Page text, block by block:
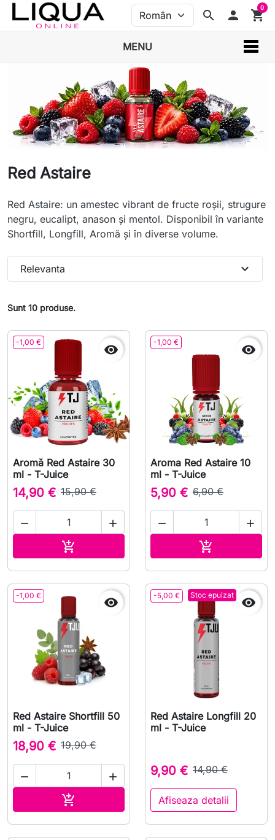
search person shopping_cart
0
MENU
Red Astaire
Red Astaire: un amestec vibrant de fructe roșii, strugure
negru, eucalipt, anason și mentol. Disponibil în variante
Shortfill, Longfill, Aromă și în diverse volume.
Sunt 10 produse.
Relevanta expand_more
-1,00 € 
Aromă Red Astaire 30
ml - T-Juice
14,90 € 15,90 €
 

-1,00 € 
Aroma Red Astaire 10
ml - T-Juice
5,90 € 6,90 €
 

-1,00 € 
Red Astaire Shortfill 50
ml - T-Juice
18,90 € 19,90 €
 

-5,00 € Stoc epuizat

Red Astaire Longfill 20
ml - T-Juice
9,90 € 14,90 €
Afiseaza detalii